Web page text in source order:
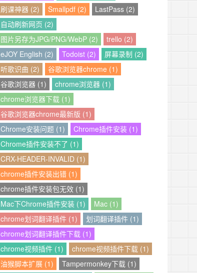
刷课神器 (2)
Smallpdf (2)
LastPass (2)
自动刷新网页 (2)
图片另存为JPG/PNG/WebP (2)
trello (2)
eJOY English (2)
Todoist (2)
屏幕录制 (2)
听歌识曲 (2)
谷歌浏览器chrome (1)
谷歌浏览器 (1)
chrome浏览器 (1)
chrome浏览器下载 (1)
谷歌浏览器chrome最新版 (1)
Chrome安装问题 (1)
Chrome插件安装 (1)
Chrome插件安装不了 (1)
CRX-HEADER-INVALID (1)
chrome插件安装出错 (1)
chrome插件安装包无效 (1)
Mac下Chrome插件安装 (1)
Mac (1)
chrome划词翻译插件 (1)
划词翻译插件 (1)
chrome划词翻译插件下载 (1)
chrome视频插件 (1)
chrome视频插件下载 (1)
油猴脚本扩展 (1)
Tampermonkey下载 (1)